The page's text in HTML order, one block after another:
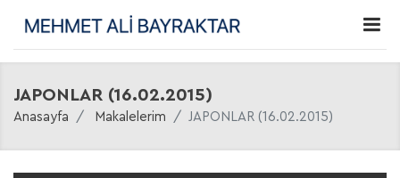
JAPONLAR (16.02.2015)
Anasayfa Makalelerim JAPONLAR (16.02.2015)